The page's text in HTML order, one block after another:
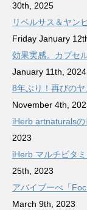
30th, 2025
リベルサス＆ヤン
Friday January
効果実感。カプセ
January 11th, 2024
8年ぶり！再びの
November 4th,
iHerb artnaturalsの
2023
iHerb マルチビタ
25th, 2023
アバイブーべ「
March 9th, 2023